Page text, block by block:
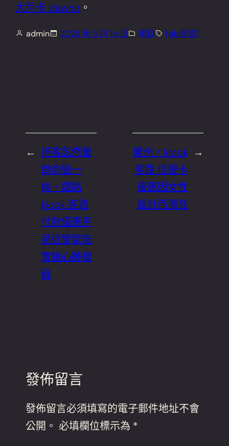
大戶卡 dawho 。
admin 2025 年 5 月 14 日 項目 [db:标签]
← 搭客忽然暈
倒命懸一
線，鐵路
klook 客路
付款優惠平
易近警緊急
實施心肺復
蘇
→
廣州，klook
客路 信譽卡
優惠因女性
設計而漂亮
發佈留言
發佈留言必須填寫的電子郵件地址不會
公開。 必填欄位標示為 *